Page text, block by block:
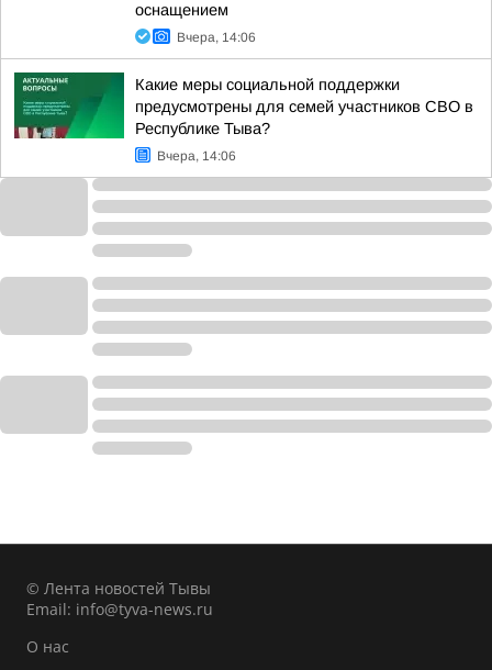
оснащением
Вчера, 14:06
Какие меры социальной поддержки
предусмотрены для семей участников СВО в
Республике Тыва?
Вчера, 14:06
© Лента новостей Тывы
Email: info@tyva-news.ru
О нас